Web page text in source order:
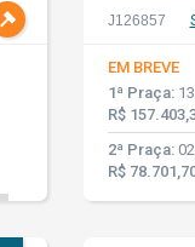
Salto - SP
J126857
EM BREVE
1ª Praça:
R$
2ª Praça:
R$